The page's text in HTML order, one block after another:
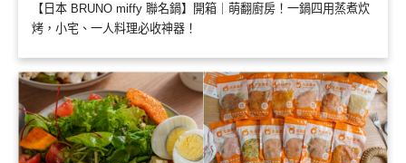
【日本 BRUNO miffy 聯名鍋】開箱｜萌翻廚房！一鍋四用蒸煮炊
烤，小宅、一人料理必收神器！